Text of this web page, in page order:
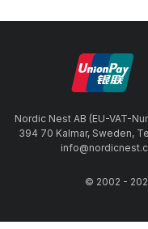
Nordic Nest AB (EU-VAT-
394 70 Kalmar, Sweden,
© 2002 -